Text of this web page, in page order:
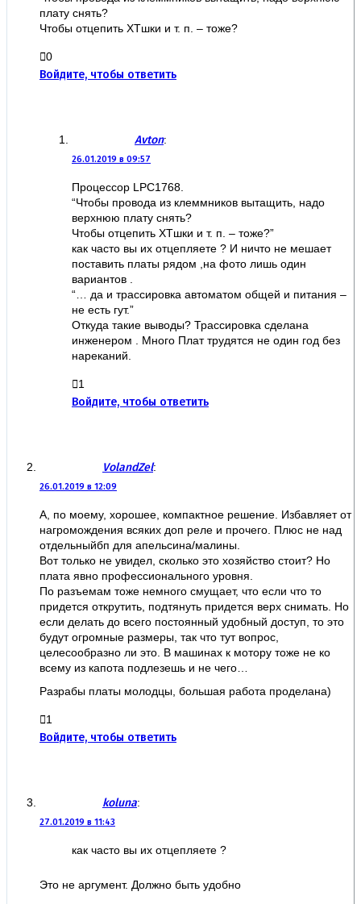
плату снять?
Чтобы отцепить XTшки и т. п. – тоже?
0
Войдите, чтобы ответить
Avton:
26.01.2019 в 09:57
Процессор LPC1768.
“Чтобы провода из клеммников вытащить, надо
верхнюю плату снять?
Чтобы отцепить XTшки и т. п. – тоже?”
как часто вы их отцепляете ? И ничто не мешает
поставить платы рядом ,на фото лишь один
вариантов .
“… да и трассировка автоматом общей и питания –
не есть гут.”
Откуда такие выводы? Трассировка сделана
инженером . Много Плат трудятся не один год без
нареканий.
1
Войдите, чтобы ответить
VolandZel:
26.01.2019 в 12:09
А, по моему, хорошее, компактное решение. Избавляет от
нагромождения всяких доп реле и прочего. Плюс не над
отдельныйбп для апельсина/малины.
Вот только не увидел, сколько это хозяйство стоит? Но
плата явно профессионального уровня.
По разъемам тоже немного смущает, что если что то
придется открутить, подтянуть придется верх снимать. Но
если делать до всего постоянный удобный доступ, то это
будут огромные размеры, так что тут вопрос,
целесообразно ли это. В машинах к мотору тоже не ко
всему из капота подлезешь и не чего…
Разрабы платы молодцы, большая работа проделана)
1
Войдите, чтобы ответить
koluna:
27.01.2019 в 11:43
как часто вы их отцепляете ?
Это не аргумент. Должно быть удобно